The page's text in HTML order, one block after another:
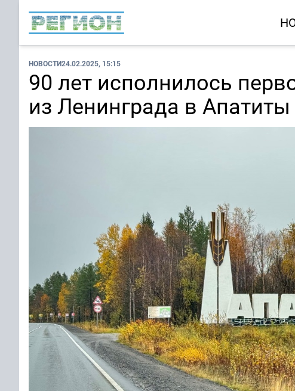
НОВОСТИ24.02.2025, 15:15
90 лет исполнилось
из Ленинграда в Апатиты